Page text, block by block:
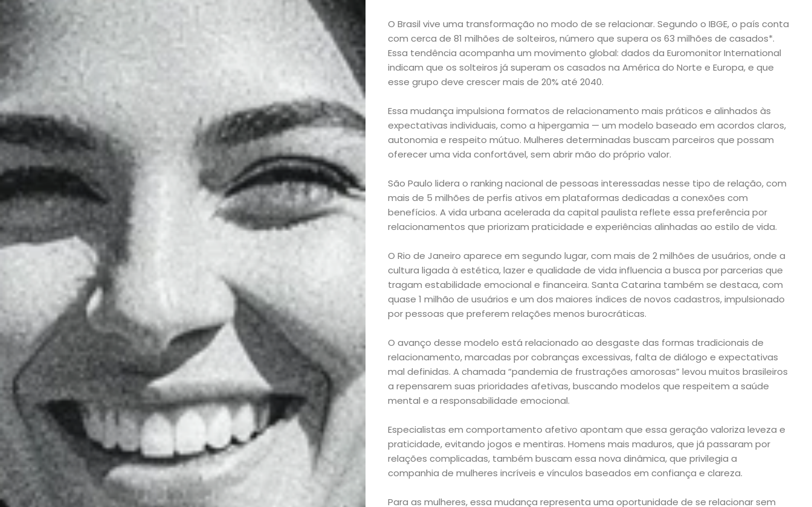
Início
Academia
Beleza
Bora
Casa
e
O Brasil vive uma transformação no modo de se relacionar. Segundo o IBGE, o país conta
com cerca de 81 milhões de solteiros, número que supera os 63 milhões de casados*.
Essa tendência acompanha um movimento global: dados da Euromonitor International
indicam que os solteiros já superam os casados na América do Norte e Europa, e que
esse grupo deve crescer mais de 20% até 2040.
Essa mudança impulsiona formatos de relacionamento mais práticos e alinhados às
expectativas individuais, como a hipergamia — um modelo baseado em acordos claros,
autonomia e respeito mútuo. Mulheres determinadas buscam parceiros que possam
oferecer uma vida confortável, sem abrir mão do próprio valor.
São Paulo lidera o ranking nacional de pessoas interessadas nesse tipo de relação, com
mais de 5 milhões de perfis ativos em plataformas dedicadas a conexões com
benefícios. A vida urbana acelerada da capital paulista reflete essa preferência por
relacionamentos que priorizam praticidade e experiências alinhadas ao estilo de vida.
O Rio de Janeiro aparece em segundo lugar, com mais de 2 milhões de usuários, onde a
cultura ligada à estética, lazer e qualidade de vida influencia a busca por parcerias que
tragam estabilidade emocional e financeira. Santa Catarina também se destaca, com
quase 1 milhão de usuários e um dos maiores índices de novos cadastros, impulsionado
por pessoas que preferem relações menos burocráticas.
O avanço desse modelo está relacionado ao desgaste das formas tradicionais de
relacionamento, marcadas por cobranças excessivas, falta de diálogo e expectativas
mal definidas. A chamada “pandemia de frustrações amorosas” levou muitos brasileiros
a repensarem suas prioridades afetivas, buscando modelos que respeitem a saúde
mental e a responsabilidade emocional.
Especialistas em comportamento afetivo apontam que essa geração valoriza leveza e
praticidade, evitando jogos e mentiras. Homens mais maduros, que já passaram por
relações complicadas, também buscam essa nova dinâmica, que privilegia a
companhia de mulheres incríveis e vínculos baseados em confiança e clareza.
Para as mulheres, essa mudança representa uma oportunidade de se relacionar sem